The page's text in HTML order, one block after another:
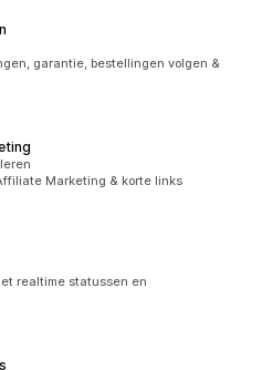
garantie, bestellingen volgen &
Marketing & korte links
realtime statussen en